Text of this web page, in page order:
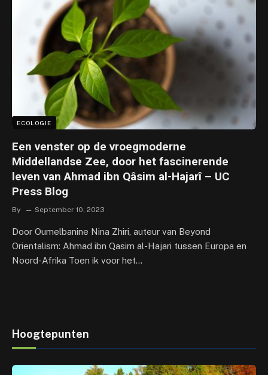
ECOLOGIE
Een venster op de vroegmoderne
Middellandse Zee, door het fascinerende
leven van Ahmad ibn Qâsim al-Hajarî – UC
Press Blog
By September 10, 2023
Door Oumelbanine Nina Zhiri, auteur van Beyond
Orientalism: Ahmad ibn Qasim al-Hajari tussen Europa en
Noord-Afrika Toen ik voor het…
Hoogtepunten